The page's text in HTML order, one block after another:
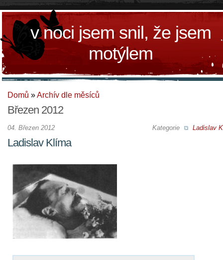
v noci jsem snil, že jsem
motýlem
Domů »Archív dle měsíců
Březen 2012
Kategorie Ladislav
04. Březen 2012
Ladislav Klíma